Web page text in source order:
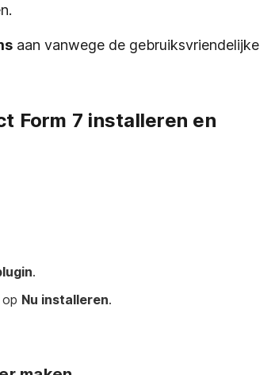
aan vanwege de gebruiksvriendelijke
Form 7 installeren en
.
Nu installeren.